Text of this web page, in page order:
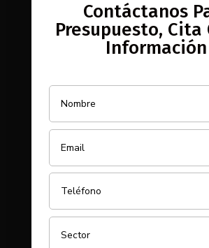
Contáctanos
Presupuesto, Cita
Información